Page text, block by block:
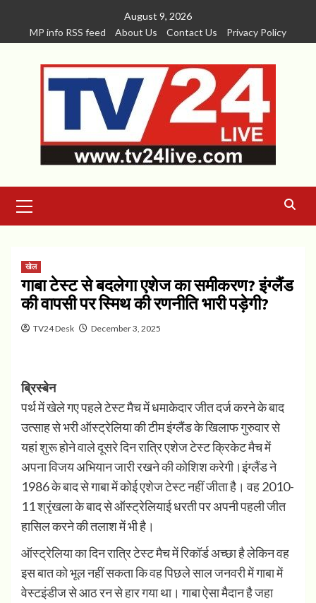
content
August 9, 2026
MP info RSS feed
About Us Contact Us Privacy Policy
Menu
खेल
गाबा टेस्ट से बदलेगा एशेज का समीकरण? इंग्लैंड
की वापसी पर स्मिथ की रणनीति भारी पड़ेगी?
TV24 Desk December 3, 2025
ब्रिस्बेन
पर्थ में खेले गए पहले टेस्ट मैच में धमाकेदार जीत दर्ज करने के बाद
उत्साह से भरी ऑस्ट्रेलिया की टीम इंग्लैंड के खिलाफ गुरुवार से
यहां शुरू होने वाले दूसरे दिन रात्रि एशेज टेस्ट क्रिकेट मैच में
अपना विजय अभियान जारी रखने की कोशिश करेगी।इंग्लैंड ने
1986 के बाद से गाबा में कोई एशेज टेस्ट नहीं जीता है। वह 2010-
11 श्रृंखला के बाद से ऑस्ट्रेलियाई धरती पर अपनी पहली जीत
हासिल करने की तलाश में भी है।
ऑस्ट्रेलिया का दिन रात्रि टेस्ट मैच में रिकॉर्ड अच्छा है लेकिन वह
इस बात को भूल नहीं सकता कि वह पिछले साल जनवरी में गाबा में
वेस्टइंडीज से आठ रन से हार गया था। गाबा ऐसा मैदान है जहा